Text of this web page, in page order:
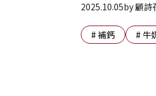
2025.10.05by顧詩
#補鈣 # 牛